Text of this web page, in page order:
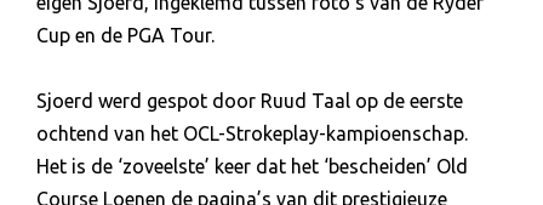
Cup en de PGA Tour.
Sjoerd werd gespot door Ruud Taal op de eerste
ochtend van het OCL-Strokeplay-kampioenschap.
Het is de ‘zoveelste’ keer dat het ‘bescheiden’ Old
Course Loenen de pagina’s van dit prestigieuze